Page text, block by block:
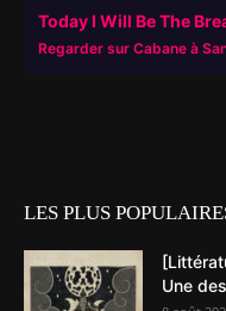
Today I Will Be The
Regarder sur Cabane à
LES PLUS
Une